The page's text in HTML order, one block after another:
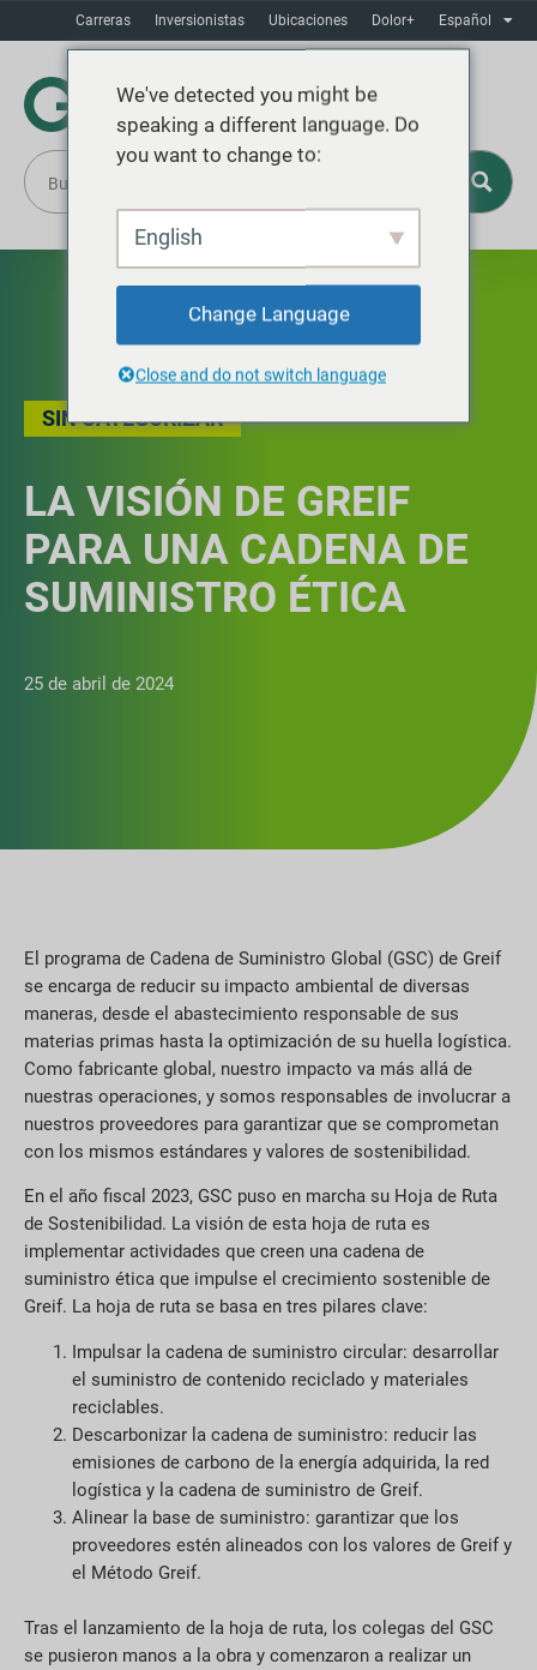
Carreras Inversionistas Ubicaciones Dolor+ Español
SIN CATEGORIZAR
LA VISIÓN DE GREIF
PARA UNA CADENA DE
SUMINISTRO ÉTICA
25 de abril de 2024
El programa de Cadena de Suministro Global (GSC) de Greif
se encarga de reducir su impacto ambiental de diversas
maneras, desde el abastecimiento responsable de sus
materias primas hasta la optimización de su huella logística.
Como fabricante global, nuestro impacto va más allá de
nuestras operaciones, y somos responsables de involucrar a
nuestros proveedores para garantizar que se comprometan
con los mismos estándares y valores de sostenibilidad.
En el año fiscal 2023, GSC puso en marcha su Hoja de Ruta
de Sostenibilidad. La visión de esta hoja de ruta es
implementar actividades que creen una cadena de
suministro ética que impulse el crecimiento sostenible de
Greif. La hoja de ruta se basa en tres pilares clave:
Impulsar la cadena de suministro circular: desarrollar
el suministro de contenido reciclado y materiales
reciclables.
Descarbonizar la cadena de suministro: reducir las
emisiones de carbono de la energía adquirida, la red
logística y la cadena de suministro de Greif.
Alinear la base de suministro: garantizar que los
proveedores estén alineados con los valores de Greif y
el Método Greif.
Tras el lanzamiento de la hoja de ruta, los colegas del GSC
se pusieron manos a la obra y comenzaron a realizar un
We've detected you might be
speaking a different language. Do
you want to change to:
English
Change Language
Close and do not switch language